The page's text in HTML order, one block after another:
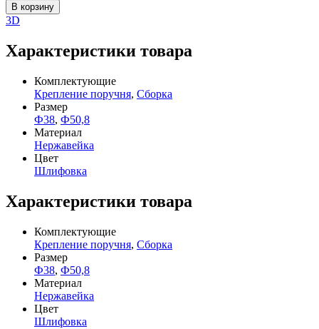
В корзину
3D
Характеристики товара
Комплектующие
Крепление поручня, Сборка
Размер
Ф38, Ф50,8
Материал
Нержавейка
Цвет
Шлифовка
Характеристики товара
Комплектующие
Крепление поручня, Сборка
Размер
Ф38, Ф50,8
Материал
Нержавейка
Цвет
Шлифовка